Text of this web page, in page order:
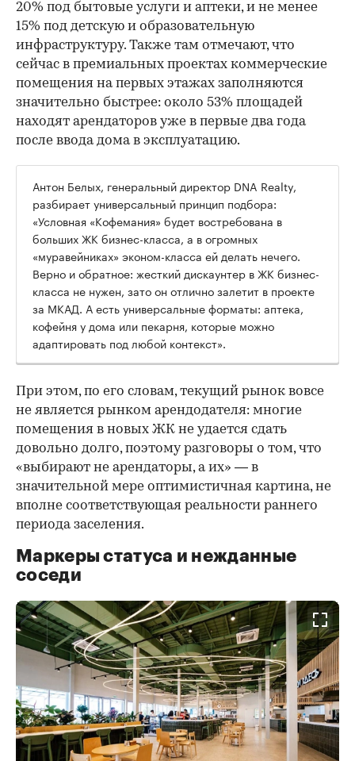
20% под бытовые услуги и аптеки, и не менее
15% под детскую и образовательную
инфраструктуру. Также там отмечают, что
сейчас в премиальных проектах коммерческие
помещения на первых этажах заполняются
значительно быстрее: около 53% площадей
находят арендаторов уже в первые два года
после ввода дома в эксплуатацию.
Антон Белых, генеральный директор DNA Realty,
разбирает универсальный принцип подбора:
«Условная «Кофемания» будет востребована в
больших ЖК бизнес-класса, а в огромных
«муравейниках» эконом-класса ей делать нечего.
Верно и обратное: жесткий дискаунтер в ЖК бизнес-
класса не нужен, зато он отлично залетит в проекте
за МКАД. А есть универсальные форматы: аптека,
кофейня у дома или пекарня, которые можно
адаптировать под любой контекст».
При этом, по его словам, текущий рынок вовсе
не является рынком арендодателя: многие
помещения в новых ЖК не удается сдать
довольно долго, поэтому разговоры о том, что
«выбирают не арендаторы, а их» — в
значительной мере оптимистичная картина, не
вполне соответствующая реальности раннего
периода заселения.
Маркеры статуса и нежданные
соседи